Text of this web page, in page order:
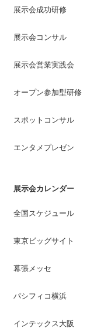
展示会成功研修
展示会コンサル
展示会営業実践会
オープン参加型研修
スポットコンサル
エンタメプレゼン
展示会カレンダー
全国スケジュール
東京ビッグサイト
幕張メッセ
パシフィコ横浜
インテックス大阪